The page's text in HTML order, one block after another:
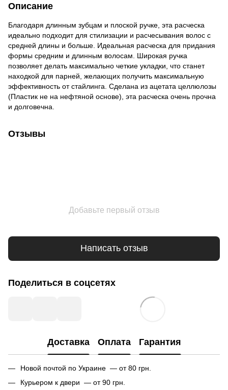
Описание
Благодаря длинным зубцам и плоской ручке, эта расческа
идеально подходит для стилизации и расчесывания волос с
средней длины и больше. Идеальная расческа для придания
формы средним и длинным волосам. Широкая ручка
позволяет делать максимально четкие укладки, что станет
находкой для парней, желающих получить максимальную
эффективность от стайлинга. Сделана из ацетата целлюлозы
(Пластик не на нефтяной основе), эта расческа очень прочна
и долговечна.
Отзывы
Добавьте первый отзыв
Написать отзыв
Поделиться в соцсетях
Доставка Оплата Гарантия
Новой почтой по Украине — от 80 грн.
Курьером к двери — от 90 грн.